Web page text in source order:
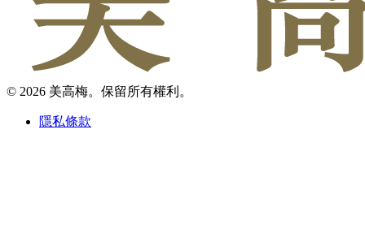
© 2026 美高梅。保留所有權利。
隱私條款